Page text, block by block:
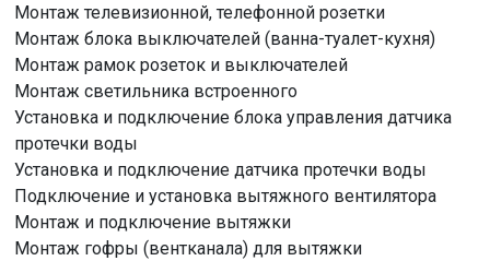
Монтаж телевизионной, телефонной розетки
Монтаж блока выключателей (ванна-туалет-кухня)
Монтаж рамок розеток и выключателей
Монтаж светильника встроенного
Установка и подключение блока управления датчика
протечки воды
Установка и подключение датчика протечки воды
Подключение и установка вытяжного вентилятора
Монтаж и подключение вытяжки
Монтаж гофры (вентканала) для вытяжки